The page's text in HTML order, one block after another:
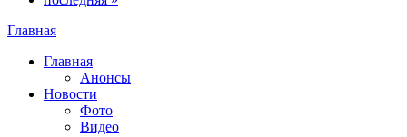
Вы здесь
Главная
Главная
Анонсы
Новости
Фото
Видео